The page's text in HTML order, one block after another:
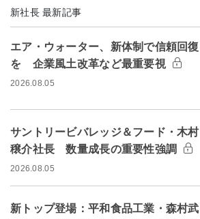
新社長 最新記事
エア・ウォーター、新体制で信頼回復
を 企業風土改革など最重要視
2026.08.05
サントリービバレッジ＆フード・木村
穣介社長 数量成長の重要性強調
2026.08.05
新トップ登場：平和食品工業・森村武